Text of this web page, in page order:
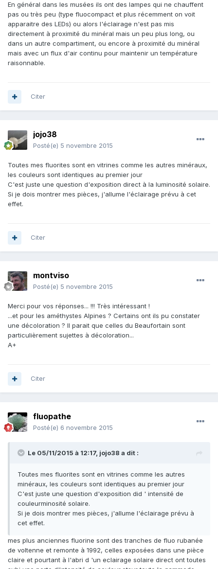
En général dans les musées ils ont des lampes qui ne chauffent
pas ou très peu (type fluocompact et plus récemment on voit
apparaitre des LEDs) ou alors l'éclairage n'est pas mis
directement à proximité du minéral mais un peu plus long, ou
dans un autre compartiment, ou encore à proximité du minéral
mais avec un flux d'air continu pour maintenir un température
raisonnable.
Citer
jojo38
Posté(e) 5 novembre 2015
Toutes mes fluorites sont en vitrines comme les autres minéraux,
les couleurs sont identiques au premier jour
C'est juste une question d'exposition direct à la luminosité solaire.
Si je dois montrer mes pièces, j'allume l'éclairage prévu à cet
effet.
Citer
montviso
Posté(e) 5 novembre 2015
Merci pour vos réponses... !!! Très intéressant !
...et pour les améthystes Alpines ? Certains ont ils pu constater
une décoloration ? Il parait que celles du Beaufortain sont
particulièrement sujettes à décoloration...
A+
Citer
fluopathe
Posté(e) 6 novembre 2015
Le 05/11/2015 à 12:17, jojo38 a dit :
Toutes mes fluorites sont en vitrines comme les autres
minéraux, les couleurs sont identiques au premier jour
C'est juste une question d'exposition did ' intensité de
couleurminosité solaire.
Si je dois montrer mes pièces, j'allume l'éclairage prévu à
cet effet.
mes plus anciennes fluorine sont des tranches de fluo rubanée
de voltenne et remonte à 1992, celles exposées dans une pièce
claire et pourtant à l'abri d 'un eclairage solaire direct ont toutes